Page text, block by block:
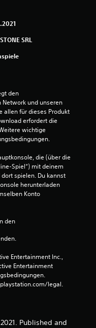
e
u
s
e
w
r
SRL
den
Network und unseren
allen für dieses Produkt
erfordert die
wichtige
die (über die
Spiel“) mit deinem
spielen. Du kannst
herunterladen
Konto
den
Entertainment Inc.,
Entertainment
legal.
Published and